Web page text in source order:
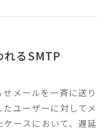
るSMTP
メールを一斉に送り
ユーザーに対してメ
ースにおいて、遅延